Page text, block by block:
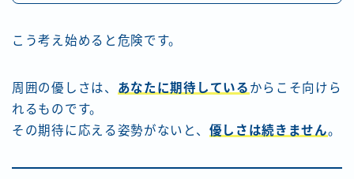
こう考え始めると危険です。
周囲の優しさは、 あなたに期待している からこそ向けら
れるものです。
その期待に応える姿勢がないと、 優しさは続きません。